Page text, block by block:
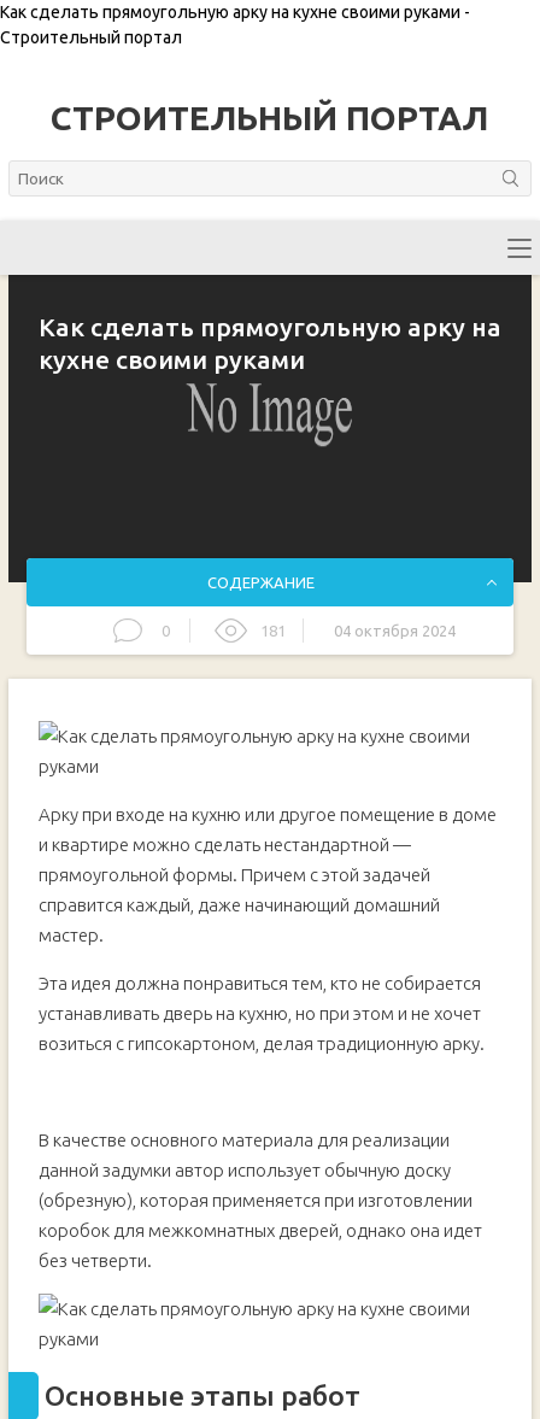
Как сделать прямоугольную арку на кухне своими руками -
Строительный портал
СТРОИТЕЛЬНЫЙ ПОРТАЛ
Как сделать прямоугольную арку на
кухне своими руками
СОДЕРЖАНИЕ
0 181 04 октября 2024
Арку при входе на кухню или другое помещение в доме
и квартире можно сделать нестандартной —
прямоугольной формы. Причем с этой задачей
справится каждый, даже начинающий домашний
мастер.
Эта идея должна понравиться тем, кто не собирается
устанавливать дверь на кухню, но при этом и не хочет
возиться с гипсокартоном, делая традиционную арку.
В качестве основного материала для реализации
данной задумки автор использует обычную доску
(обрезную), которая применяется при изготовлении
коробок для межкомнатных дверей, однако она идет
без четверти.
Основные этапы работ